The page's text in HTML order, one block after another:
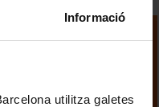
Informació
utilitza galetes